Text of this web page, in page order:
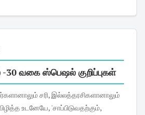
வகை ஸ்பெஷல் குறிப்புகள்
'சாப்பிடுவதற்கும்,